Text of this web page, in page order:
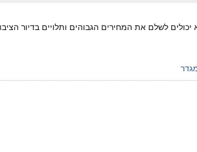
לשלם את המחירים הגבוהים ותלויים בדיור